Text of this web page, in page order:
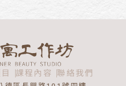
課程內容 聯絡我們